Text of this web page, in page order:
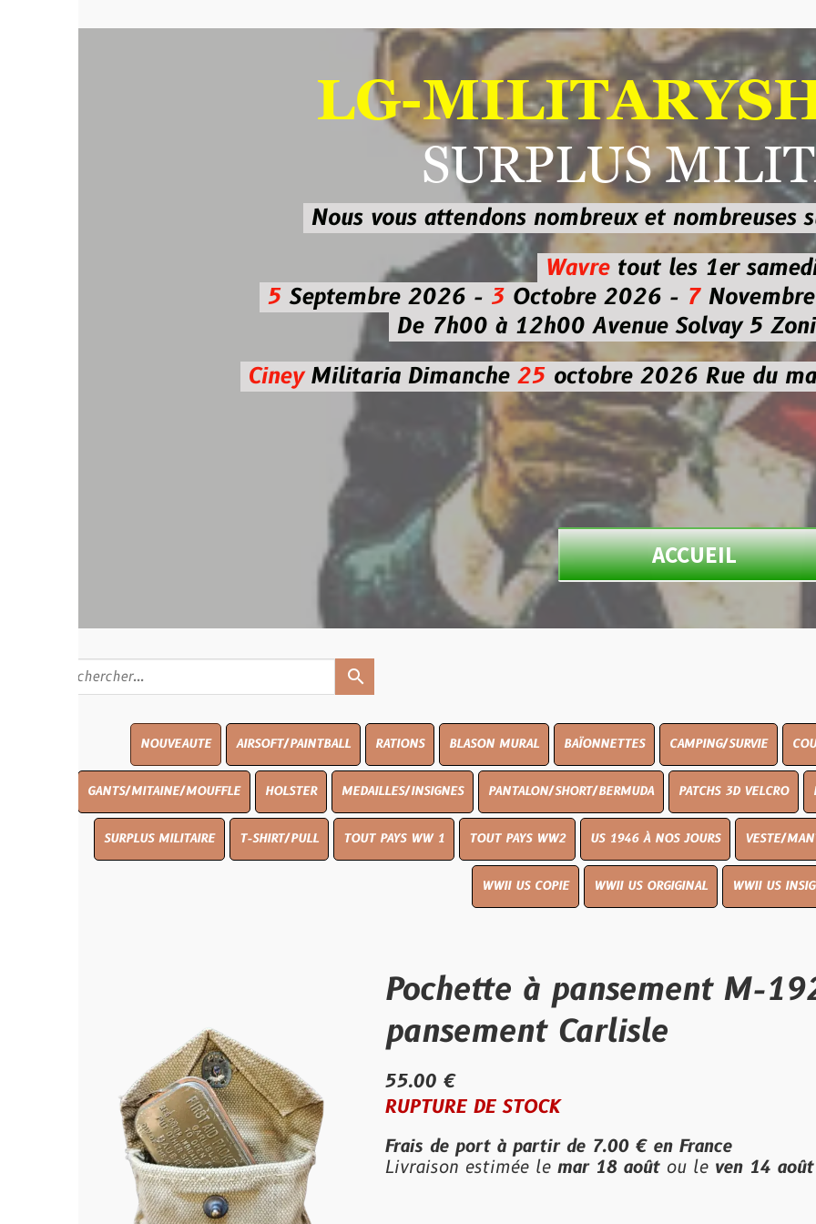
LG-
SURPLUS
Nous vous attendons nombreux et nombreusessur les
Wavre
tout les 1er samedi
Septembre 2026 -3Octobre 2026 - 7Novembre 2026
De 7h00 à 12h00 Avenue Solvay 5 Zoning
MilitariaDimanche25octobre 2026Rue du marché
ACCUEIL
AIRSOFT/PAINTBALL RATIONS BLASON MURAL BAÏONNETTES CAMPING/SURVIE COUTELLERIE
GANTS/MITAINE/MOUFFLE HOLSTER MEDAILLES/INSIGNES PANTALON/SHORT/BERMUDA PATCHS 3D VELCRO PEINTURE
SURPLUS MILITAIRE T-SHIRT/PULL TOUT PAYS WW 1 TOUT PAYS WW2 US 1946 À NOS JOURS VESTE/MANTEAU
WWII US COPIE WWII US ORGIGINAL WWII US INSIGNES
Pochette à pansement M-
pansement Carlisle
55.00 €
RUPTURE DE STOCK
Frais de port à partir de 7.00 €en France
Livraison estimée lemar 18 aoûtou leven 14 aoûten